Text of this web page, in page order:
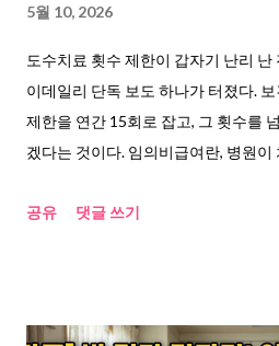
5월 10, 2026
도수치료 횟수 제한이 갑자기 난리
이데일리 단독 보도 하나가 터졌다.
제한을 연간 15회로 잡고, 그 횟수를
겠다는 것이다. 임의비급여란, 병원
“무료 봉사”를 해야 하는 구조가 되
가 있었다”는 글이 공유되며 뜨거운
공유 댓글 쓰기